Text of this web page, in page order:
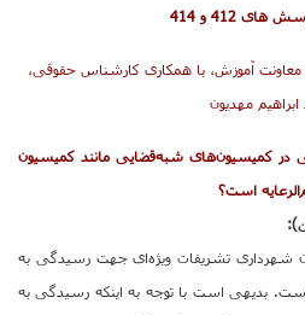
412 و 414
آموزش، با همكاری كارشناس حقوقی،
مهدیون
در كمیسیون‌های شبه‌قضایی مانند كمیسیون
شهرداری تشریفات ویژه‌ای جهت رسیدگی به
بدیهی است با توجه به اینكه رسیدگی به